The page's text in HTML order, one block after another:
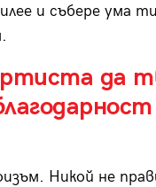
и събере ума
да
Никой не